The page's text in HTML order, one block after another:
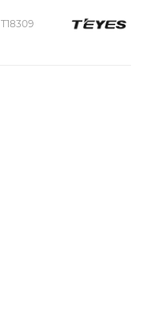
T18309